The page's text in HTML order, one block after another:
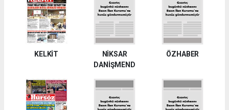
KELKİT
NİKSAR
DANİŞMEND
ÖZHABER